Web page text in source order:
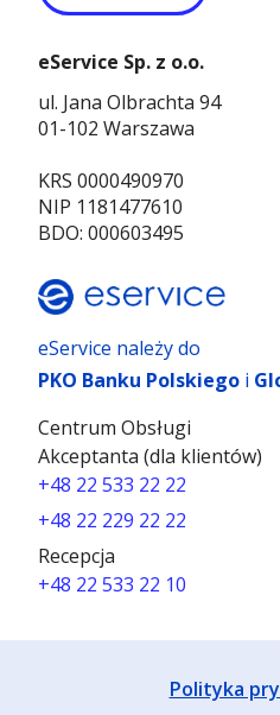
eService należy do
PKO Banku Polskiego i
Centrum Obsługi
Akceptanta (dla klientów)
+48 22 533 22 22
+48 22 229 22 22
Recepcja
+48 22 533 22 10
eService Sp. z o.o.
ul. Jana Olbrachta 94
01-102 Warszawa
KRS 0000490970
NIP 1181477610
BDO: 000603495
Polityka